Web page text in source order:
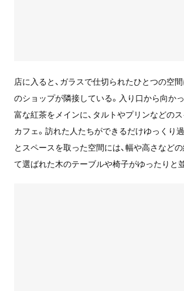
店に入ると、ガラスで仕切られたひとつの空
のショップが隣接している。入り口から向か
富な紅茶をメインに、タルトやプリンなどの
カフェ。訪れた人たちができるだけゆっくり
とスペースを取った空間には、幅や高さなど
て選ばれた木のテーブルや椅子がゆったりと